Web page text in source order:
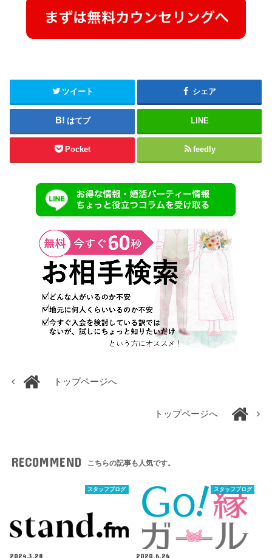
ツイート シェア
はてブ LINE
Pocket feedly
トップページへ
トップページへ
RECOMMEND こちらの記事も人気です。
スタッフブログ
2024.3.28
スタッフブログ
2020.6.26